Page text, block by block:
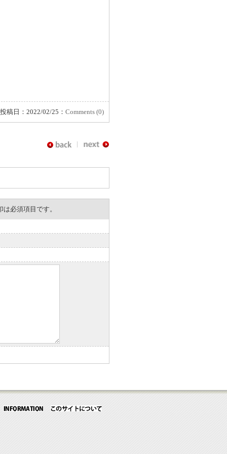
投稿日：2022/02/25： Comments (0)
必須項目です。